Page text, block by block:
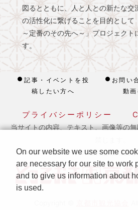
図るとともに、人と人との新たな交
の活性化に繋げることを目的として
～定番のその先へ～」プロジェクト
す。
記事・イベントを投
稿したい方へ
お問い
動
プライバシーポリシー
当サイトの内容、テキスト、画像等の
※ 本ホームページの運営は宿泊税を
On our website we use some
are necessary for our site to work
and to give us information about
is used.